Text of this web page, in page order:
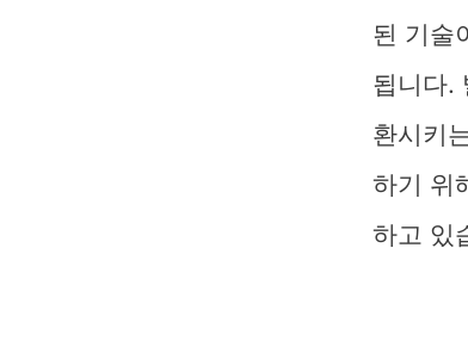
된 기술
됩니다.
환시키
하기 위
하고 있